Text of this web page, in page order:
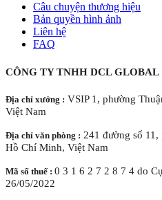
Câu chuyện thương hiệu
Bản quyền hình ảnh
Liên hệ
FAQ
CÔNG TY TNHH DCL GLOBAL
Địa chỉ xưởng : VSIP 1, phường
Việt Nam
Địa chỉ văn phòng : 241 đường số
Hồ Chí Minh, Việt Nam
Mã số thuế : 0 3 1 6 2 7 2 8 7 4 do
26/05/2022